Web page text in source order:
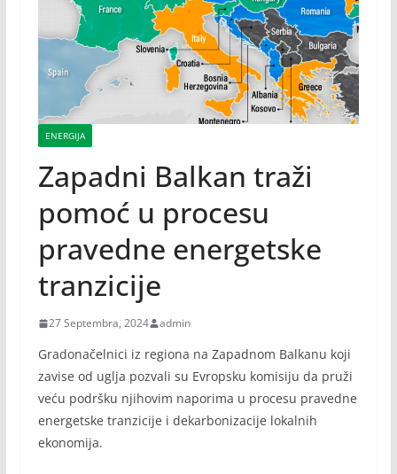
ENERGIJA
Zapadni Balkan traži
pomoć u procesu
pravedne energetske
tranzicije
27 Septembra, 2024 admin
Gradonačelnici iz regiona na Zapadnom Balkanu koji
zavise od uglja pozvali su Evropsku komisiju da pruži
veću podršku njihovim naporima u procesu pravedne
energetske tranzicije i dekarbonizacije lokalnih
ekonomija.